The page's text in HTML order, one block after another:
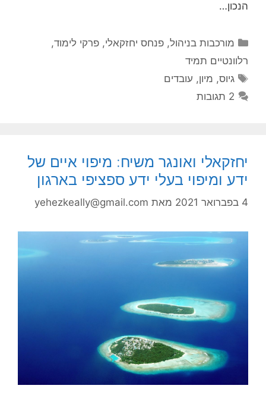
הנכון…
קטגוריות
מורכבות בניהול,פנחס יחזקאלי,פרקי לימוד,
רלוונטיים תמיד
תגיות
גיוס, מיון, עובדים
2 תגובות
יחזקאלי ואונגר משיח: מיפוי איים של
ידע ומיפוי בעלי ידע ספציפי בארגון
4 בפברואר 2021 מאת yehezkeally@gmail.com